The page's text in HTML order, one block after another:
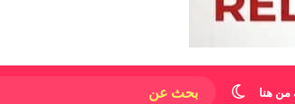
هنا الوضع المظلم